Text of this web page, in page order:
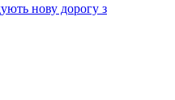
нову дорогу з